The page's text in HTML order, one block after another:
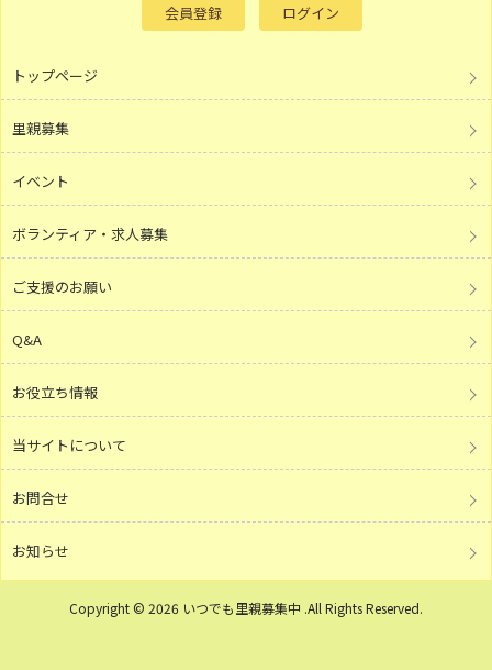
会員登録 ログイン
トップページ
里親募集
イベント
ボランティア・求人募集
ご支援のお願い
Q&A
お役立ち情報
当サイトについて
お問合せ
お知らせ
Copyright © 2026 いつでも里親募集中 .All Rights Reserved.